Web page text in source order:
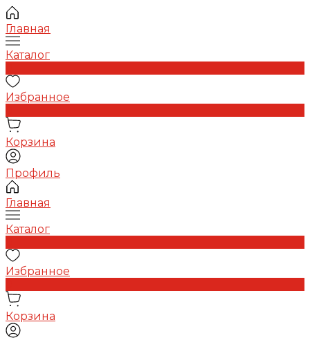
Главная
Каталог
Избранное
Корзина
Профиль
Главная
Каталог
Избранное
Корзина